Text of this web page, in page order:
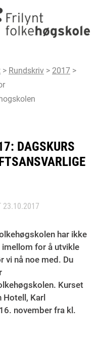
> Rundskriv > 2017 >
DAGSKURS
23.10.2017
har ikke
for å utvikle
vi nå noe med. Du
Kurset
Hotell, Karl
november fra kl.